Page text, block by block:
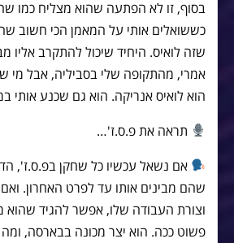
בסוף, זו לא הפתעה שהוא מצליח כמו
כששואלים אותי על המאמן הכי חשוב
שזה לואיס. היחיד שיכול להתקרב אליו
אמרי, מהתקופה שלי בסביליה, אבל מי
הוא לואיס אנריקה. הוא גם שכנע אותי
תראה את פ.ס.ז'…
אם נשאל עכשיו כל שחקן בפ.ס.ז',
שהם מבינים אותו עד לפרט האחרון.
וצורת העבודה שלו, אפשר להגיד שהוא
פשוט ככה. הוא יצר מכונה בבארסה,